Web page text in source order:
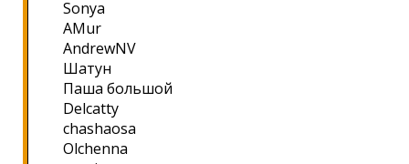
Sonya
AMur
AndrewNV
Шатун
Паша большой
Delcatty
chashaosa
Olchenna